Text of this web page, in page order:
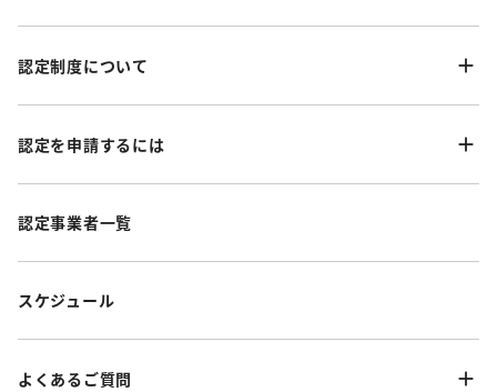
認定制度について
認定を申請するには
認定事業者一覧
スケジュール
よくあるご質問